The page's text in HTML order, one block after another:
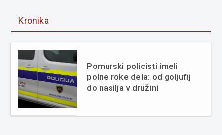
Kronika
Pomurski policisti imeli
polne roke dela: od goljufij
do nasilja v družini